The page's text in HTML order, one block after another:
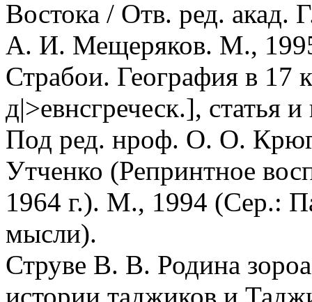
Востока / Отв. ред. акад.
А. И. Мещеряков. М.,
Страбои. География в 17
д|>евнсгреческ.], статья
Под ред. нроф. О. О.
Утченко (Репринтное
1964 г.). М., 1994 (Сер.:
мысли).
Струве В. В. Родина
истории таджиков и